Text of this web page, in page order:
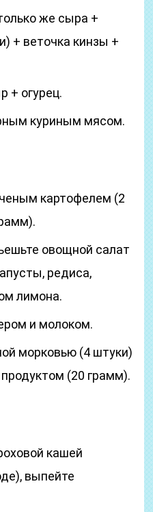
же сыра +
+ веточка кинзы +
+ огурец.
куриным мясом.
картофелем (2
овощной салат
редиса,
лимона.
и молоком.
морковью (4 штуки)
(20 грамм).
кашей
выпейте